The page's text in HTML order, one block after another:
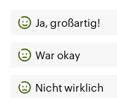
Ja, großartig!
War okay
Nicht wirklich